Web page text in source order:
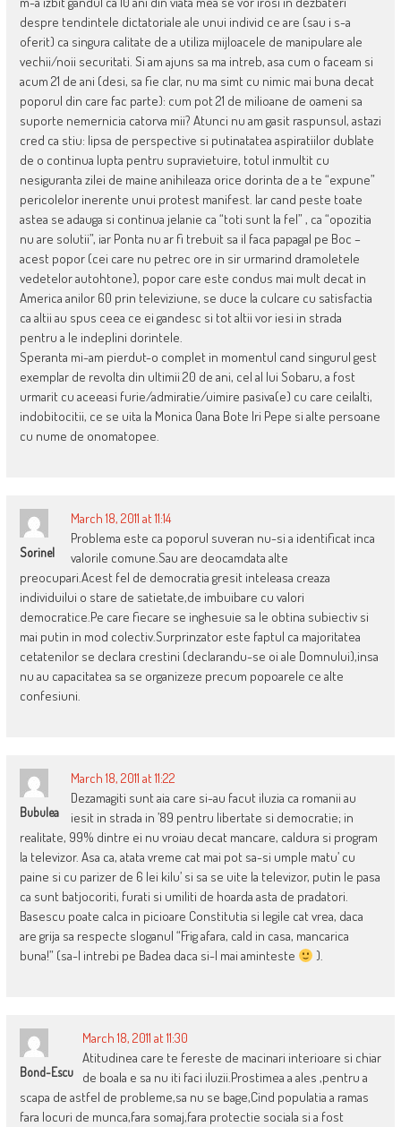
despre tendintele dictatoriale ale unui individ ce are (sau i s-a
oferit) ca singura calitate de a utiliza mijloacele de manipulare ale
vechii/noii securitati. Si am ajuns sa ma intreb, asa cum o faceam si
acum 21 de ani (desi, sa fie clar, nu ma simt cu nimic mai buna decat
poporul din care fac parte): cum pot 21 de milioane de oameni sa
suporte nemernicia catorva mii? Atunci nu am gasit raspunsul, astazi
cred ca stiu: lipsa de perspective si putinatatea aspiratiilor dublate
de o continua lupta pentru supravietuire, totul inmultit cu
nesiguranta zilei de maine anihileaza orice dorinta de a te “expune”
pericolelor inerente unui protest manifest. Iar cand peste toate
astea se adauga si continua jelanie ca “toti sunt la fel” , ca “opozitia
nu are solutii”, iar Ponta nu ar fi trebuit sa il faca papagal pe Boc –
acest popor (cei care nu petrec ore in sir urmarind dramoletele
vedetelor autohtone), popor care este condus mai mult decat in
America anilor 60 prin televiziune, se duce la culcare cu satisfactia
ca altii au spus ceea ce ei gandesc si tot altii vor iesi in strada
pentru a le indeplini dorintele.
Speranta mi-am pierdut-o complet in momentul cand singurul gest
exemplar de revolta din ultimii 20 de ani, cel al lui Sobaru, a fost
urmarit cu aceeasi furie/admiratie/uimire pasiva(e) cu care ceilalti,
indobitocitii, ce se uita la Monica Oana Bote Iri Pepe si alte persoane
cu nume de onomatopee.
Sorinel
March 18, 2011 at 11:14
Problema este ca poporul suveran nu-si a identificat inca
valorile comune.Sau are deocamdata alte
preocupari.Acest fel de democratia gresit inteleasa creaza
individuilui o stare de satietate,de imbuibare cu valori
democratice.Pe care fiecare se inghesuie sa le obtina subiectiv si
mai putin in mod colectiv.Surprinzator este faptul ca majoritatea
cetatenilor se declara crestini (declarandu-se oi ale Domnului),insa
nu au capacitatea sa se organizeze precum popoarele ce alte
confesiuni.
Bubulea
March 18, 2011 at 11:22
Dezamagiti sunt aia care si-au facut iluzia ca romanii au
iesit in strada in ’89 pentru libertate si democratie; in
realitate, 99% dintre ei nu vroiau decat mancare, caldura si program
la televizor. Asa ca, atata vreme cat mai pot sa-si umple matu’ cu
paine si cu parizer de 6 lei kilu’ si sa se uite la televizor, putin le pasa
ca sunt batjocoriti, furati si umiliti de hoarda asta de pradatori.
Basescu poate calca in picioare Constitutia si legile cat vrea, daca
are grija sa respecte sloganul “Frig afara, cald in casa, mancarica
buna!” (sa-l intrebi pe Badea daca si-l mai aminteste
).
Bond-Escu
March 18, 2011 at 11:30
Atitudinea care te fereste de macinari interioare si chiar
de boala e sa nu iti faci iluzii.Prostimea a ales ,pentru a
scapa de astfel de probleme,sa nu se bage,Cind populatia a ramas
fara locuri de munca,fara somaj,fara protectie sociala si a fost